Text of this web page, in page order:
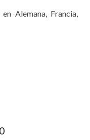
Alemana, Francia,